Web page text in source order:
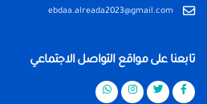
ebdaa.alreada2023@gmail.com
تابعنا على مواقع التواصل الاجتماعي